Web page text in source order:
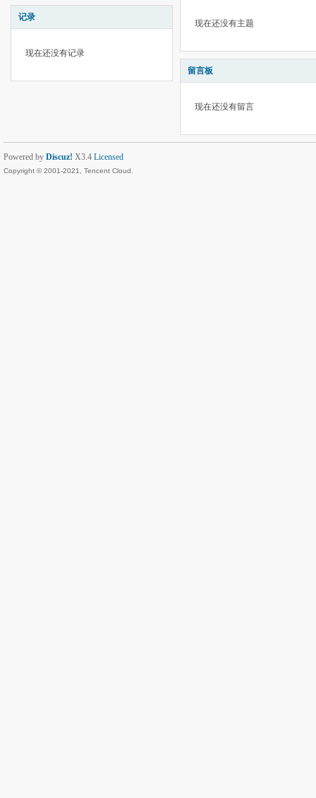
记录
现在还没有记录
现在还没有主题
留言板
现在还没有留言
Powered by Discuz! X3.4 Licensed
Copyright © 2001-2021, Tencent Cloud.